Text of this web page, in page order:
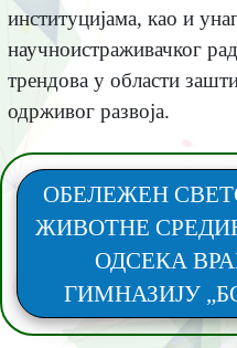
институцијама, као и
научноистраживачког
трендова у области
одрживог развоја.
ОБЕЛЕЖЕН
ЖИВОТНЕ
ОДСЕКА
ГИМНАЗИЈУ